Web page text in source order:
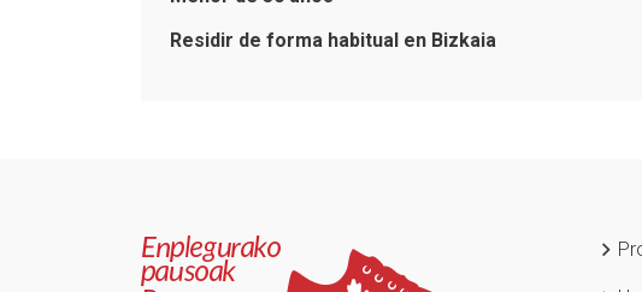
Residir de forma habitual en Bizkaia